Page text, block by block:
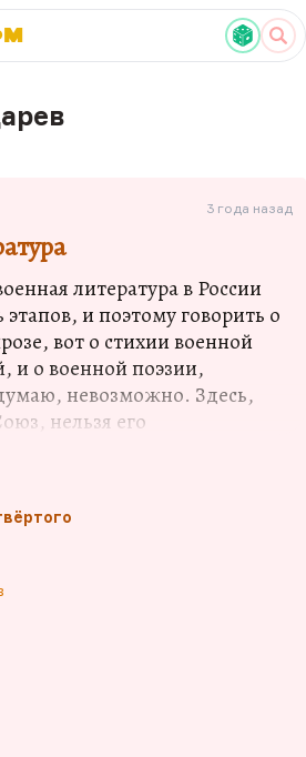
3 года назад
литература в России
и поэтому говорить о
вот о стихии военной
и о военной поэзии,
невозможно. Здесь,
нельзя его
говорит: «Вы защищаете
лагерную
говоря о советской
это определенный период
Говорить о семидесятых,
некоторое преувеличение.
самодеятельностью»
культуру шестидесятников,
— это просто
талант, не уважать гениев.